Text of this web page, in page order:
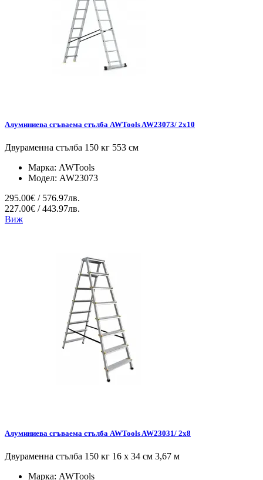
Алуминиева сгъваема стълба AWTools AW23073/ 2x10
Двураменна стълба 150 кг 553 см
Марка: AWTools
Модел: AW23073
295.00€ / 576.97лв.
227.00€ / 443.97лв.
Виж
Алуминиева сгъваема стълба AWTools AW23031/ 2x8
Двураменна стълба 150 кг 16 x 34 см 3,67 м
Марка: AWTools